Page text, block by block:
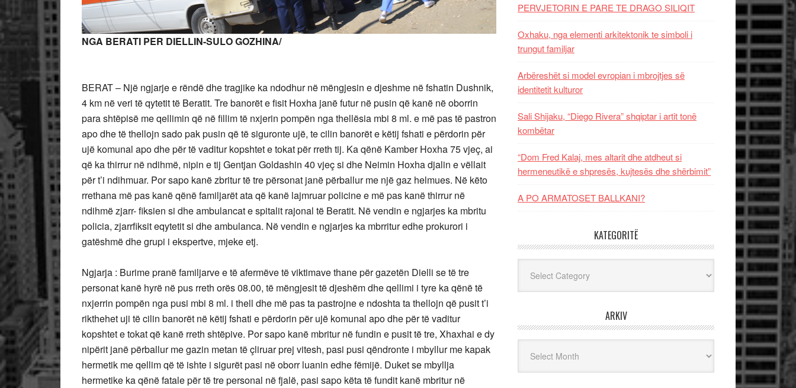
NGA BERATI PER DIELLIN-SULO GOZHINA/
BERAT – Një ngjarje e rëndë dhe tragjike ka ndodhur në mëngjesin e djeshme në fshatin Dushnik,
4 km në veri të qytetit të Beratit. Tre banorët e fisit Hoxha janë futur në pusin që kanë në oborrin
para shtëpisë me qellimin që në fillim të nxjerin pompën nga thellësia mbi 8 ml. e më pas të pastron
apo dhe të thellojn sado pak pusin që të siguronte ujë, te cilin banorët e këtij fshati e përdorin për
ujë komunal apo dhe për të vaditur kopshtet e tokat për rreth tij. Ka qënë Kamber Hoxha 75 vjeç, ai
që ka thirrur në ndihmë, nipin e tij Gentjan Goldashin 40 vjeç si dhe Neimin Hoxha djalin e vëllait
për t’i ndihmuar. Por sapo kanë zbritur të tre përsonat janë përballur me një gaz helmues. Në këto
rrethana më pas kanë qënë familjarët ata që kanë lajmruar policine e më pas kanë thirrur në
ndihmë zjarr- fiksien si dhe ambulancat e spitalit rajonal të Beratit. Në vendin e ngjarjes ka mbritu
policia, zjarrfiksit eqytetit si dhe ambulanca. Në vendin e ngjarjes ka mbrritur edhe prokurori i
gatëshmë dhe grupi i ekspertve, mjeke etj.
Ngjarja : Burime pranë familjarve e të afermëve të viktimave thane për gazetën Dielli se të tre
personat kanë hyrë në pus rreth orës 08.00, të mëngjesit të djeshëm dhe qellimi i tyre ka qënë të
nxjerrin pompën nga pusi mbi 8 ml. i thell dhe më pas ta pastrojne e ndoshta ta thellojn që pusit t’i
rikthehet uji të cilin banorët në këtij fshati e përdorin për ujë komunal apo dhe për të vaditur
kopshtet e tokat që kanë rreth shtëpive. Por sapo kanë mbritur në fundin e pusit të tre, Xhaxhai e dy
nipërit janë përballur me gazin metan të çliruar prej vitesh, pasi pusi qëndronte i mbyllur me kapak
hermetik me qellim që të ishte i sigurët pasi në oborr luanin edhe fëmijë. Duket se mbyllja
hermetike ka qënë fatale për të tre personal në fjalë, pasi sapo këta të fundit kanë mbritur në
PERVJETORIN E PARE TE DRAGO SILIQIT
Oxhaku, nga elementi arkitektonik te simboli i
trungut familjar
Arbëreshët si model evropian i mbrojtjes së
identitetit kulturor
Sali Shijaku, “Diego Rivera” shqiptar i artit tonë
kombëtar
“Dom Fred Kalaj, mes altarit dhe atdheut si
hermeneutikë e shpresës, kujtesës dhe shërbimit”
A PO ARMATOSET BALLKANI?
KATEGORITË
ARKIV